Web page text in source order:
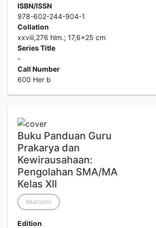
ISBN/ISSN
978-602-244-904-1
Collation
xxviii,276 hlm.; 17,6x25 cm
Series Title
-
Call Number
600 Her b
Buku Panduan Guru
Prakarya dan
Kewirausahaan:
Pengolahan SMA/MA
Kelas XII
Muktiarni
Edition